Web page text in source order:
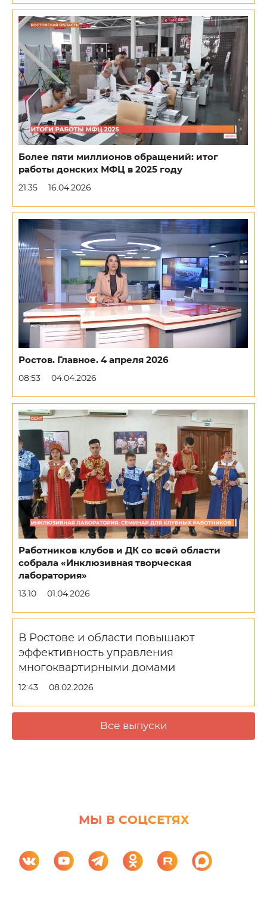
Более пяти миллионов обращений: итог
работы донских МФЦ в 2025 году
21:35 16.04.2026
Ростов. Главное. 4 апреля 2026
08:53 04.04.2026
Работников клубов и ДК со всей области
собрала «Инклюзивная творческая
лаборатория»
13:10 01.04.2026
В Ростове и области повышают
эффективность управления
многоквартирными домами
12:43 08.02.2026
Все выпуски
МЫ В СОЦСЕТЯХ